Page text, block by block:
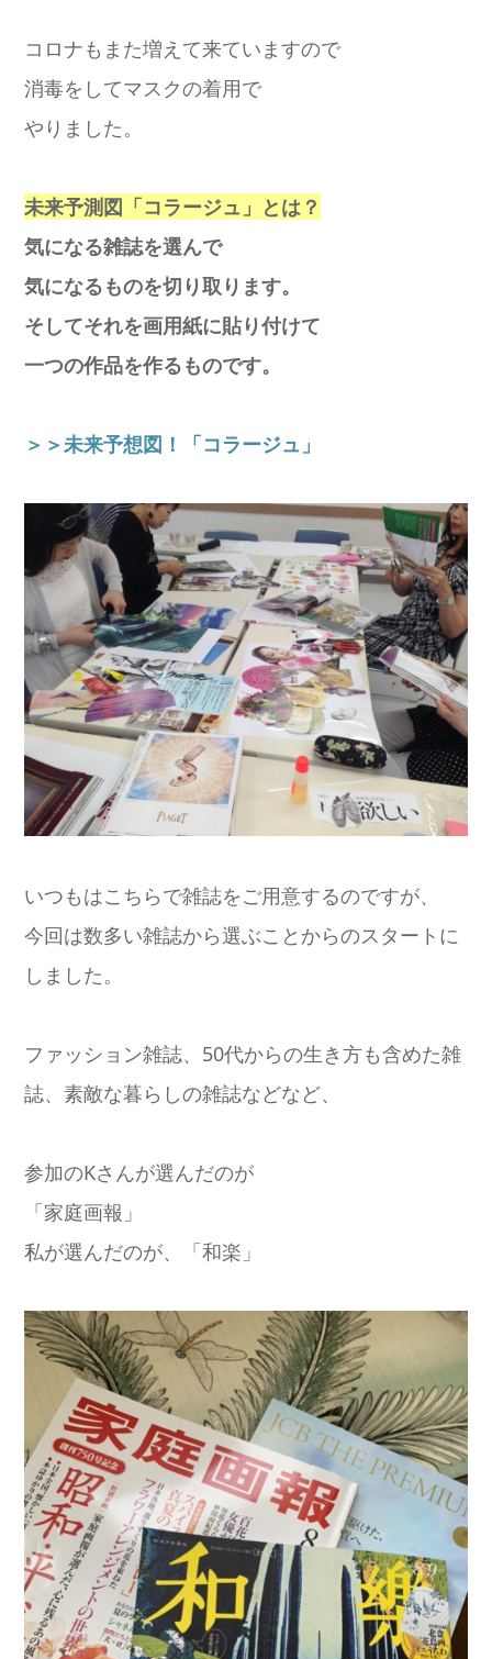
コロナもまた増えて来ていますので
消毒をしてマスクの着用で
やりました。
未来予測図「コラージュ」とは？
気になる雑誌を選んで
気になるものを切り取ります。
そしてそれを画用紙に貼り付けて
一つの作品を作るものです。
＞＞未来予想図！「コラージュ」
いつもはこちらで雑誌をご用意するのですが、
今回は数多い雑誌から選ぶことからのスタートに
しました。
ファッション雑誌、50代からの生き方も含めた雑
誌、素敵な暮らしの雑誌などなど、
参加のKさんが選んだのが
「家庭画報」
私が選んだのが、「和楽」